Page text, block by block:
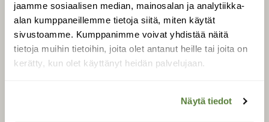
jaamme sosiaalisen median, mainosalan ja analytiikka-
alan kumppaneillemme tietoja siitä, miten käytät
sivustoamme. Kumppanimme voivat yhdistää näitä
tietoja muihin tietoihin, joita olet antanut heille tai joita on
kerätty, kun olet käyttänyt heidän palvelujaan.
Näytä tiedot
Uusin lehti
Tilaa Suomen Luonto
Tilaa digilukuoikeus
Äänestä parasta juttua